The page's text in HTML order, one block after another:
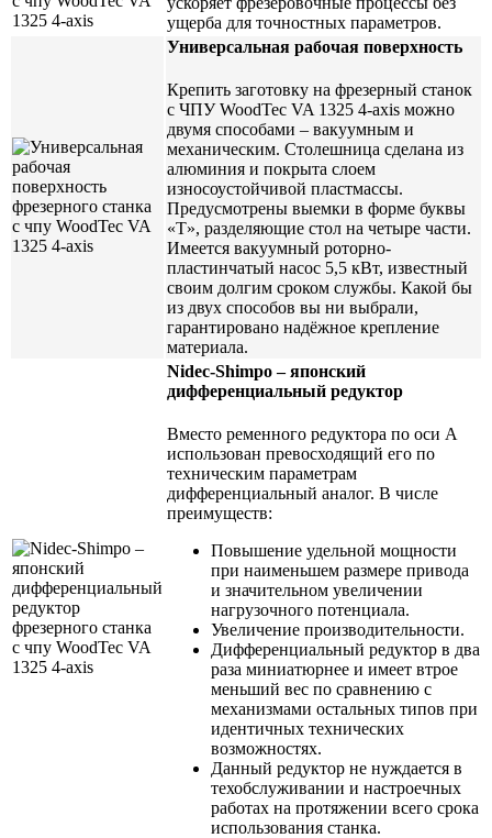
ущерба для точностных параметров.
Универсальная рабочая поверхность
Крепить заготовку на фрезерный станок
с ЧПУ WoodTec VA 1325 4-axis можно
двумя способами – вакуумным и
механическим. Столешница сделана из
алюминия и покрыта слоем
износоустойчивой пластмассы.
Предусмотрены выемки в форме буквы
«Т», разделяющие стол на четыре части.
Имеется вакуумный роторно-
пластинчатый насос 5,5 кВт, известный
своим долгим сроком службы. Какой бы
из двух способов вы ни выбрали,
гарантировано надёжное крепление
материала.
Nidec-Shimpo – японский
дифференциальный редуктор
Вместо ременного редуктора по оси А
использован превосходящий его по
техническим параметрам
дифференциальный аналог. В числе
преимуществ:
Повышение удельной мощности
при наименьшем размере привода
и значительном увеличении
нагрузочного потенциала.
Увеличение производительности.
Дифференциальный редуктор в два
раза миниатюрнее и имеет втрое
меньший вес по сравнению с
механизмами остальных типов при
идентичных технических
возможностях.
Данный редуктор не нуждается в
техобслуживании и настроечных
работах на протяжении всего срока
использования станка.